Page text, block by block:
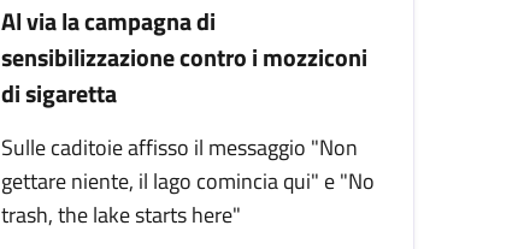
Al via la campagna di
sensibilizzazione contro i mozziconi
di sigaretta
Sulle caditoie affisso il messaggio "Non
gettare niente, il lago comincia qui" e "No
trash, the lake starts here"